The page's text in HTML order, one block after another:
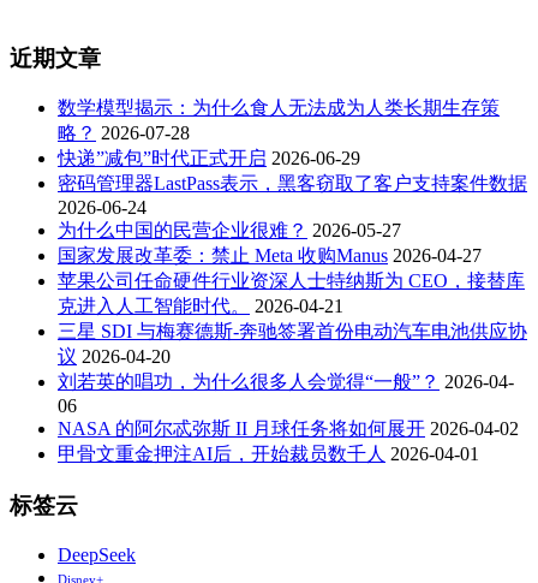
近期文章
数学模型揭示：为什么食人无法成为人类长期生存策
略？ 2026-07-28
快递”减包”时代正式开启 2026-06-29
密码管理器LastPass表示，黑客窃取了客户支持案件数据
2026-06-24
为什么中国的民营企业很难？ 2026-05-27
国家发展改革委：禁止 Meta 收购Manus 2026-04-27
苹果公司任命硬件行业资深人士特纳斯为 CEO，接替库
克进入人工智能时代。
2026-04-21
三星 SDI 与梅赛德斯-奔驰签署首份电动汽车电池供应协
议 2026-04-20
刘若英的唱功，为什么很多人会觉得“一般”？ 2026-04-
06
NASA 的阿尔忒弥斯 II 月球任务将如何展开 2026-04-02
甲骨文重金押注AI后，开始裁员数千人 2026-04-01
标签云
DeepSeek
Disney+